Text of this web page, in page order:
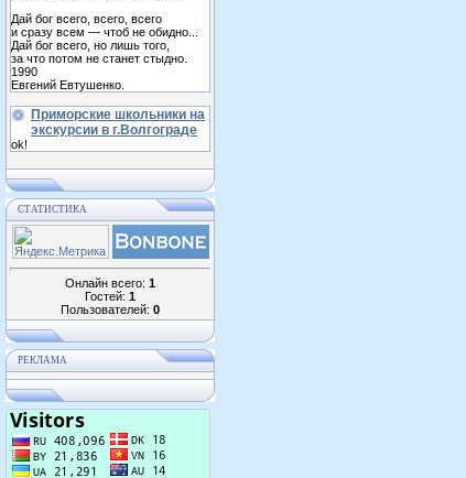
Дай бог всего, всего, всего
и сразу всем — чтоб не обидно...
Дай бог всего, но лишь того,
за что потом не станет стыдно.
1990
Евгений Евтушенко.
Приморские школьники на
экскурсии в г.Волгограде
ok!
СТАТИСТИКА
Онлайн всего: 1
Гостей: 1
Пользователей: 0
РЕКЛАМА